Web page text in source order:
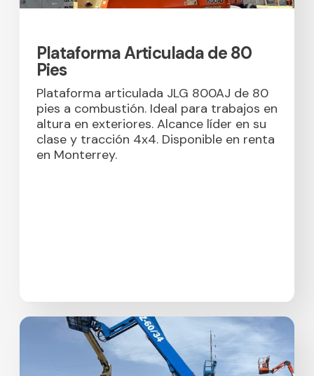
Plataforma Articulada de 80
Pies
Plataforma articulada JLG 800AJ de 80
pies a combustión. Ideal para trabajos en
altura en exteriores. Alcance líder en su
clase y tracción 4x4. Disponible en renta
en Monterrey.